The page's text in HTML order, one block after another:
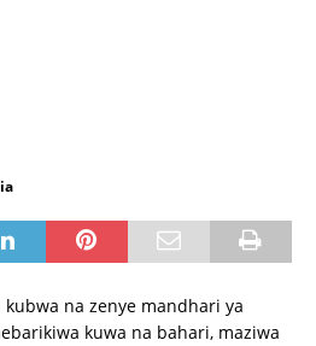
na zenye mandhari ya
kuwa na bahari, maziwa